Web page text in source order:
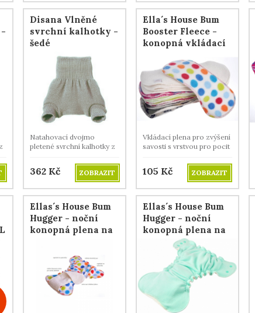
Disana Vlněné
svrchní kalhotky -
šedé
Natahovací dvojmo
pletené svrchní kalhotky z
362 Kč ZOBRAZIT
Ella´s House Bum
Booster Fleece -
konopná vkládací
Vkládací plena pro zvýšení
savosti s vrstvou pro pocit
105 Kč ZOBRAZIT
Ellas´s House Bum
Hugger - noční
konopná plena na
Ellas´s House Bum
Hugger - noční
konopná plena na
patentky - Mint